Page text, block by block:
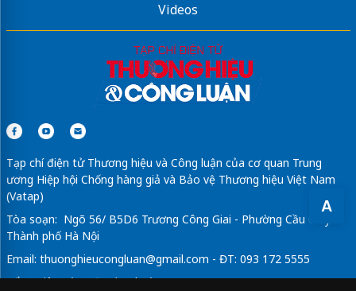
A
Videos
Tạp chí điện tử Thương hiệu và Công luận của cơ quan Trung
ương Hiệp hội Chống hàng giả và Bảo vệ Thương hiệu Việt Nam
(Vatap)
Tòa soạn: Ngõ 56/ B5D6 Trương Công Giai - Phường Cầu Giấy -
Thành phố Hà Nội
Email: thuonghieucongluan@gmail.com - ĐT: 093 172 5555
Tổng Biên Tập: Vũ Đức Thuận